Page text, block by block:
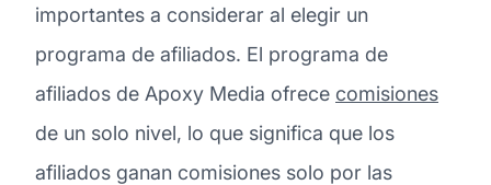
importantes a considerar al elegir un
programa de afiliados. El programa de
afiliados de Apoxy Media ofrece comisiones
de un solo nivel, lo que significa que los
afiliados ganan comisiones solo por las